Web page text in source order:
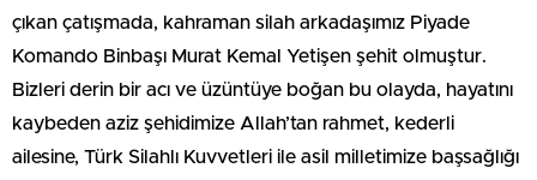
çıkan çatışmada, kahraman silah arkadaşımız Piyade
Komando Binbaşı Murat Kemal Yetişen şehit olmuştur.
Bizleri derin bir acı ve üzüntüye boğan bu olayda, hayatını
kaybeden aziz şehidimize Allah’tan rahmet, kederli
ailesine, Türk Silahlı Kuvvetleri ile asil milletimize başsağlığı